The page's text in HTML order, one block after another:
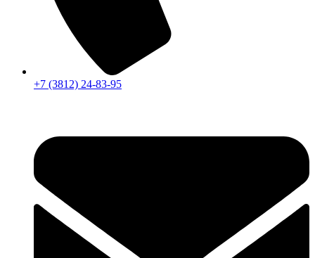
+7 (3812) 24-83-95